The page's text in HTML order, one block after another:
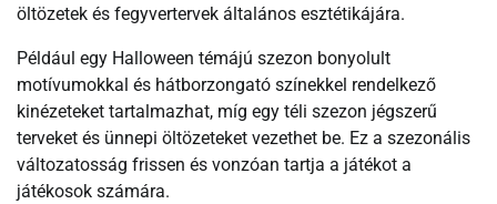
öltözetek és fegyvertervek általános esztétikájára.
Például egy Halloween témájú szezon bonyolult
motívumokkal és hátborzongató színekkel rendelkező
kinézeteket tartalmazhat, míg egy téli szezon jégszerű
terveket és ünnepi öltözeteket vezethet be. Ez a szezonális
változatosság frissen és vonzóan tartja a játékot a
játékosok számára.